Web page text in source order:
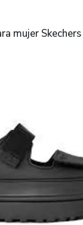
mujer Skechers